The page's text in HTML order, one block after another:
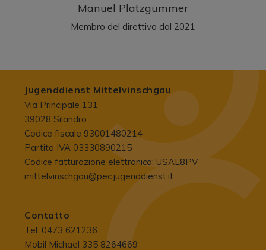
Manuel Platzgummer
Membro del direttivo dal 2021
Jugenddienst Mittelvinschgau
Via Principale 131
39028 Silandro
Codice fiscale 93001480214
Partita IVA 03330890215
Codice fatturazione elettronica: USAL8PV
mittelvinschgau@pec.jugenddienst.it
Contatto
Tel. 0473 621236
Mobil Michael 335 8264669